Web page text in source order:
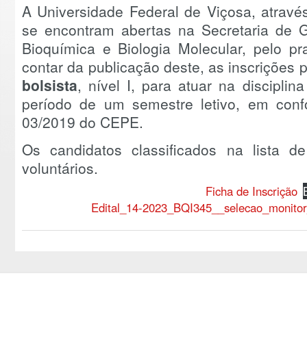
A Universidade Federal de Viçosa,
se encontram abertas na Secretaria de
Bioquímica e Biologia Molecular, pelo
contar da publicação deste, as inscrições
bolsista, nível I, para atuar na
período de um semestre letivo, em
03/2019 do CEPE.
Os candidatos classificados na lista
voluntários.
Ficha de Inscrição
Edital_14-